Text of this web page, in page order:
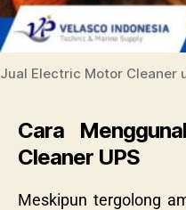
Jual Electric Motor Cleaner
Cara
Cleaner UPS
Meskipun tergolong